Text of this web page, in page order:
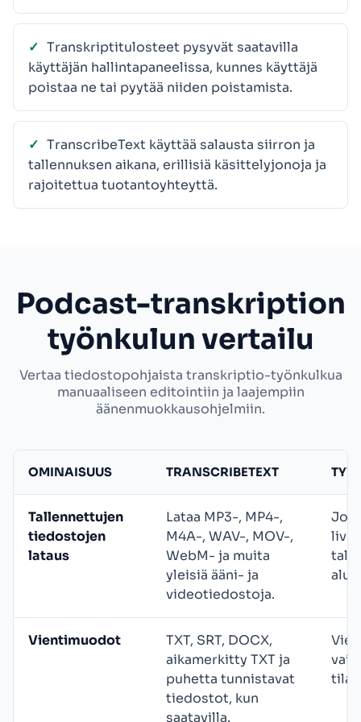
Transkriptitulosteet pysyvät saatavilla
käyttäjän hallintapaneelissa, kunnes käyttäjä
poistaa ne tai pyytää niiden poistamista.
TranscribeText käyttää salausta siirron ja
tallennuksen aikana, erillisiä käsittelyjonoja ja
rajoitettua tuotantoyhteyttä.
Podcast-transkription
työnkulun vertailu
Vertaa tiedostopohjaista transkriptio-työnkulkua
manuaaliseen editointiin ja laajempiin
äänenmuokkausohjelmiin.
OMINAISUUS TRANSCRIBETEXT
Tallennettujen
tiedostojen
lataus
Lataa MP3-, MP4-,
M4A-, WAV-, MOV-,
WebM- ja muita
yleisiä ääni- ja
videotiedostoja.
Vientimuodot
TXT, SRT, DOCX,
aikamerkitty TXT ja
puhetta tunnistavat
tiedostot, kun
saatavilla.